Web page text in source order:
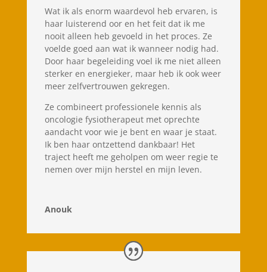
Wat ik als enorm waardevol heb ervaren, is
haar luisterend oor en het feit dat ik me
nooit alleen heb gevoeld in het proces. Ze
voelde goed aan wat ik wanneer nodig had.
Door haar begeleiding voel ik me niet alleen
sterker en energieker, maar heb ik ook weer
meer zelfvertrouwen gekregen.
Ze combineert professionele kennis als
oncologie fysiotherapeut met oprechte
aandacht voor wie je bent en waar je staat.
Ik ben haar ontzettend dankbaar! Het
traject heeft me geholpen om weer regie te
nemen over mijn herstel en mijn leven.
Anouk